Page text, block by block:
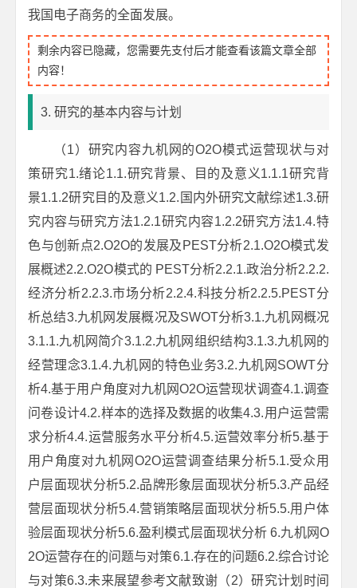
我国电子商务的全面发展。
剩余内容已隐藏，您需要先支付后才能查看该篇文章全部
内容！
3. 研究的基本内容与计划
（1）研究内容九机网的O2O模式运营现状与对
策研究1.绪论1.1.研究背景、目的及意义1.1.1研究背
景1.1.2研究目的及意义1.2.国内外研究文献综述1.3.研
究内容与研究方法1.2.1研究内容1.2.2研究方法1.4.特
色与创新点2.O2O的发展及PEST分析2.1.O2O模式发
展概述2.2.O2O模式的 PEST分析2.2.1.政治分析2.2.2.
经济分析2.2.3.市场分析2.2.4.科技分析2.2.5.PEST分
析总结3.九机网发展概况及SWOT分析3.1.九机网概况
3.1.1.九机网简介3.1.2.九机网组织结构3.1.3.九机网的
经营理念3.1.4.九机网的特色业务3.2.九机网SOWT分
析4.基于用户角度对九机网O2O运营现状调查4.1.调查
问卷设计4.2.样本的选择及数据的收集4.3.用户运营需
求分析4.4.运营服务水平分析4.5.运营效率分析5.基于
用户角度对九机网O2O运营调查结果分析5.1.受众用
户层面现状分析5.2.品牌形象层面现状分析5.3.产品经
营层面现状分析5.4.营销策略层面现状分析5.5.用户体
验层面现状分析5.6.盈利模式层面现状分析 6.九机网O
2O运营存在的问题与对策6.1.存在的问题6.2.综合讨论
与对策6.3.未来展望参考文献致谢（2）研究计划时间